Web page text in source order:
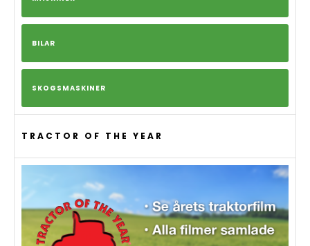
BILAR
SKOGSMASKINER
TRACTOR OF THE YEAR